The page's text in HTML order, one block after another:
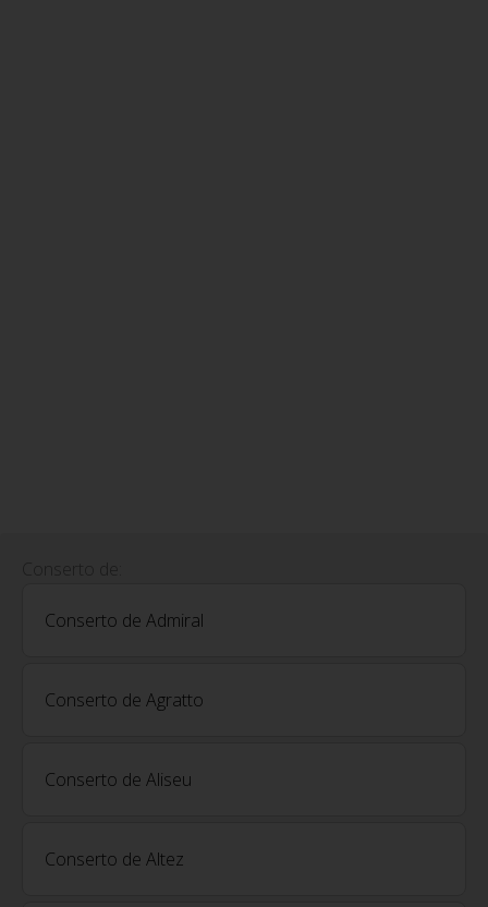
Conserto de Admiral
Conserto de Agratto
Conserto de Aliseu
Conserto de Altez